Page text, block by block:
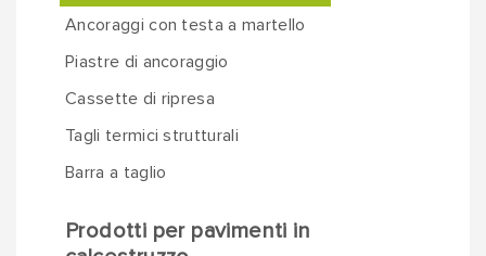
Ancoraggi con testa a martello
Piastre di ancoraggio
Cassette di ripresa
Tagli termici strutturali
Barra a taglio
Prodotti per pavimenti in